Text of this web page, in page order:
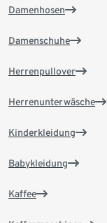
Damenhosen
Damenschuhe
Herrenpullover
Herrenunterwäsche
Kinderkleidung
Babykleidung
Kaffee